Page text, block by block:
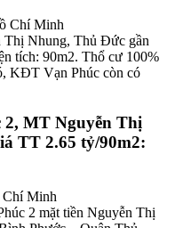
Chí Minh
Thị Nhung, Thủ Đức gần
tích: 90m2. Thổ cư 100%
KĐT Vạn Phúc còn có
MT Nguyễn Thị
TT 2.65 tỷ/90m2:
Chí Minh
2 mặt tiền Nguyễn Thị